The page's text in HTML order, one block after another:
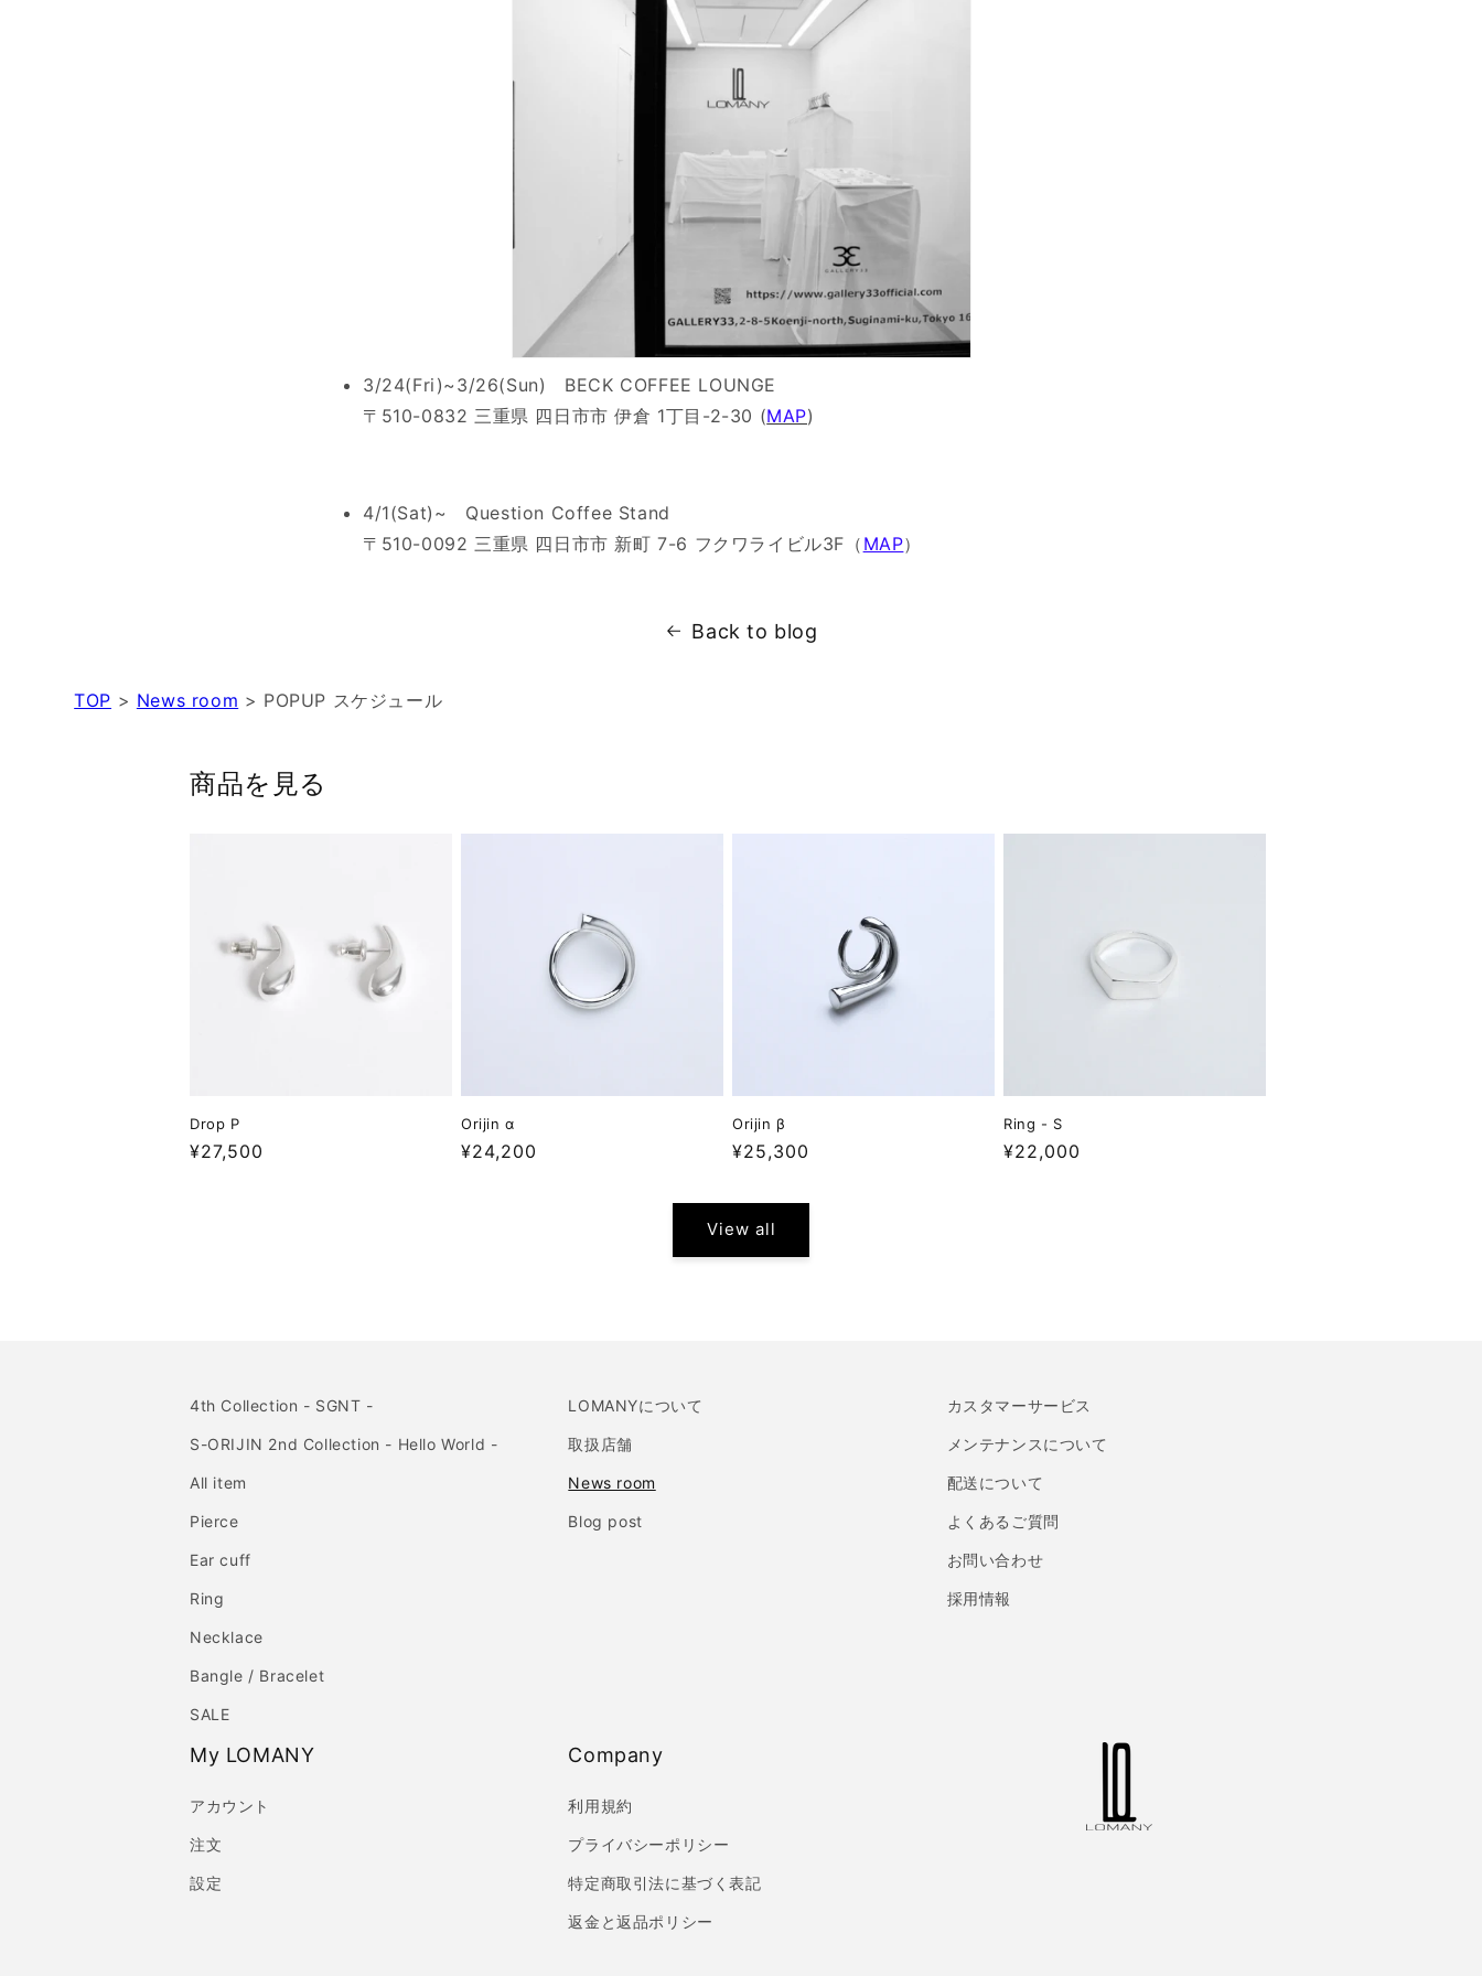
3/24(Fri)~3/26(Sun) BECK COFFEE LOUNGE
〒510-0832 三重県 四日市市 伊倉 1丁目-2-30 (MAP)
4/1(Sat)~ Question Coffee Stand
〒510-0092 三重県 四日市市 新町 7-6 フクワライビル3F（ MAP）
Back to blog
TOP > News room > POPUP スケジュール
商品を見る
Drop P
Regular
¥27,500
Orijin α
Regular
¥24,200
Orijin β
Regular
¥25,300
Ring - S
Regular
¥22,000
View all
4th Collection - SGNT -
S-ORIJIN 2nd Collection - Hello World -
All item
Pierce
Ear cuff
Ring
Necklace
Bangle / Bracelet
SALE
LOMANYについて
取扱店舗
News room
Blog post
カスタマーサービス
メンテナンスについて
配送について
よくあるご質問
お問い合わせ
採用情報
My LOMANY
アカウント
注文
設定
Company
利用規約
プライバシーポリシー
特定商取引法に基づく表記
返金と返品ポリシー